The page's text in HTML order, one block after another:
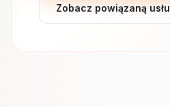
Zobacz powiązaną